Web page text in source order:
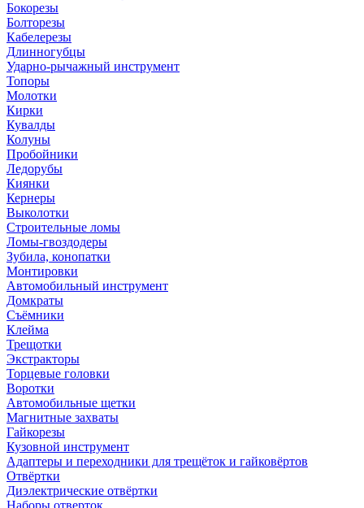
Бокорезы
Болторезы
Кабелерезы
Длинногубцы
Ударно-рычажный инструмент
Топоры
Молотки
Кирки
Кувалды
Колуны
Пробойники
Ледорубы
Киянки
Кернеры
Выколотки
Строительные ломы
Ломы-гвоздодеры
Зубила, конопатки
Монтировки
Автомобильный инструмент
Домкраты
Съёмники
Клейма
Трещотки
Экстракторы
Торцевые головки
Воротки
Автомобильные щетки
Магнитные захваты
Гайкорезы
Кузовной инструмент
Адаптеры и переходники для трещёток и гайковёртов
Отвёртки
Диэлектрические отвёртки
Наборы отверток